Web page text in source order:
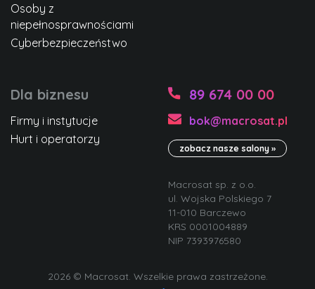
Osoby z
niepełnosprawnościami
Cyberbezpieczeństwo
Dla biznesu
Firmy i instytucje
Hurt i operatorzy
89 674 00 00
bok@macrosat.pl
zobacz nasze salony »
Macrosat sp. z o.o.
ul. Wojska Polskiego 7
11-010 Barczewo
KRS 0001004889
NIP 7393976580
2026 © Macrosat. Wszelkie prawa zastrzeżone.